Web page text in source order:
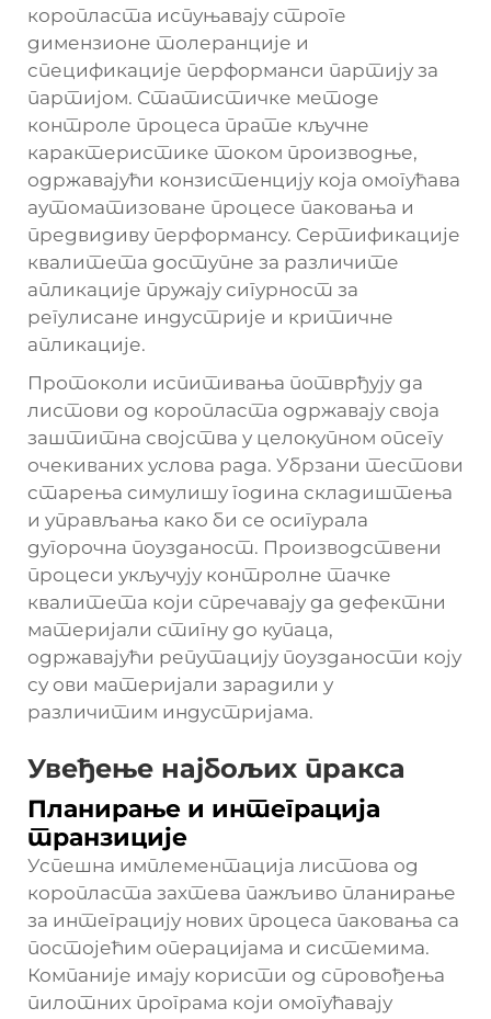
коропласта испуњавају строге
димензионе толеранције и
спецификације перформанси партију за
партијом. Статистичке методе
контроле процеса прате кључне
карактеристике током производње,
одржавајући конзистенцију која омогућава
аутоматизоване процесе паковања и
предвидиву перформансу. Сертификације
квалитета доступне за различите
апликације пружају сигурност за
регулисане индустрије и критичне
апликације.
Протоколи испитивања потврђују да
листови од коропласта одржавају своја
заштитна својства у целокупном опсегу
очекиваних услова рада. Убрзани тестови
старења симулишу година складиштења
и управљања како би се осигурала
дугорочна поузданост. Производствени
процеси укључују контролне тачке
квалитета који спречавају да дефектни
материјали стигну до купаца,
одржавајући репутацију поузданости коју
су ови материјали зарадили у
различитим индустријама.
Увеђење најбољих пракса
Планирање и интеграција
транзиције
Успешна имплементација листова од
коропласта захтева пажљиво планирање
за интеграцију нових процеса паковања са
постојећим операцијама и системима.
Компаније имају користи од спровођења
пилотних програма који омогућавају